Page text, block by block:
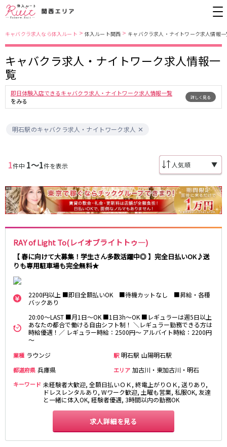
キャバクラ求人なら体入ルート > 体入ルート関西 > キャバクラ求人・ナイトワーク求人情報
キャバクラ求人・ナイトワーク求人情報一
覧
即日体験入店できるキャバクラ求人・ナイトワーク求人情報一覧
をみる
詳しく見る
明石駅のキャバクラ求人・ナイトワーク求人
1件中 1〜1件を表示 ▼
RAY of Light To(レイオブライトトゥ―)
【 春に向けて大募集！学生さん多数活躍中◎ 】完全日払いOK♪送
りも専用駐車場も完全無料★
2200円以上 ■即日全額払いOK ■待機カットなし ■昇給・各種
バックあり
20:00～LAST ■月1日～OK ■1日3h～OK ■レギュラーは週5日以上
あなたの都合で働ける自由シフト制！ ＼レギュラー勤務できる方は
時給優遇！／ レギュラー時給：2500円～ アルバイト時給：2200円
～
業種 ラウンジ 駅 明石駅 山陽明石駅
都道府県 兵庫県 エリア 加古川・東加古川・明石
キーワード 未経験者大歓迎, 全額日払いＯＫ, 終電上がりＯＫ, 送りあり,
ドレスレンタルあり, Wワーク歓迎, 土曜も営業, 私服OK, 友達
と一緒に体入OK, 経験者優遇, 3時間以内の勤務OK
求人詳細を見る
大阪市
北新地
ミナミ
十三
大阪市
江坂・石橋
兵庫県
三宮
尼崎・西宮・芦屋
京都市
祇園 木屋町
奈良市
中和
滋賀県
草津
長浜
彦根
瀬田
東近江
大津・南部
和歌山県
JR東西線
北新地駅
京橋駅
JR東海道本線(京都線)(京都～大阪)
三ノ宮駅
大阪駅
尼崎駅
西宮駅
阪急京都本線
梅田駅
十三駅
南方駅
上新庄駅
茨木市駅
JR奈良線
奈良駅 ＪＲ小倉駅
京阪本線
祇園四条駅
京橋駅
枚方市駅
守口市駅